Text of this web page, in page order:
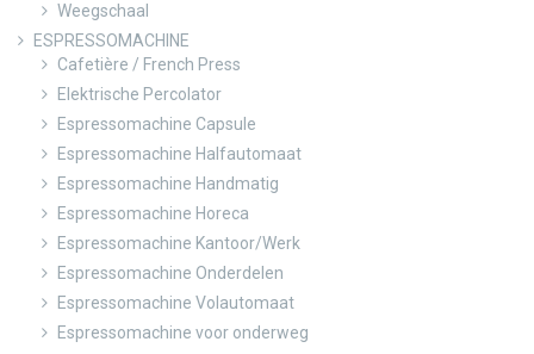
Weegschaal
ESPRESSOMACHINE
Cafetière / French Press
Elektrische Percolator
Espressomachine Capsule
Espressomachine Halfautomaat
Espressomachine Handmatig
Espressomachine Horeca
Espressomachine Kantoor/Werk
Espressomachine Onderdelen
Espressomachine Volautomaat
Espressomachine voor onderweg